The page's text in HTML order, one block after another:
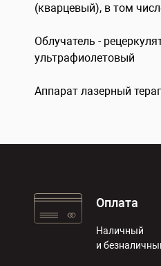
(кварцевый), в том
Облучатель -
ультрафиолетовый
Аппарат лазерный
Оплата
Наличный
и